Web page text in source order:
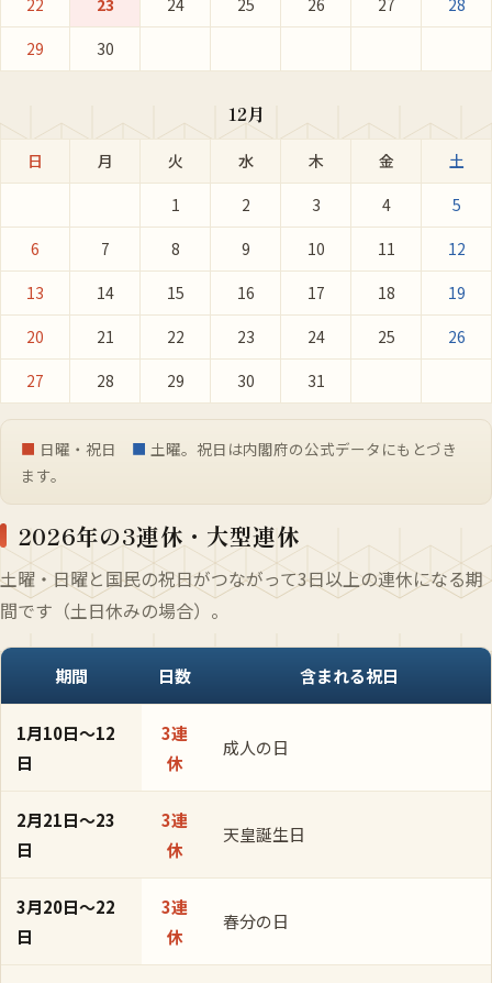
22 23 24 25 26 27
28
29
30
12月
日 月 火 水 木 金
土
1
2 3 4
5
6
7 8 9 10 11
12
13
14 15 16 17 18
19
20
21 22 23 24 25
26
27
28 29 30 31
■ 日曜・祝日 ■ 土曜。祝日は内閣府の公式データにもとづき
ます。
2026年の3連休・大型連休
土曜・日曜と国民の祝日がつながって3日以上の連休になる期
間です（土日休みの場合）。
期間 日数 含まれる祝日
1月10日〜12
日
3連
休
成人の日
2月21日〜23
日
3連
休
天皇誕生日
3月20日〜22
日
3連
休
春分の日